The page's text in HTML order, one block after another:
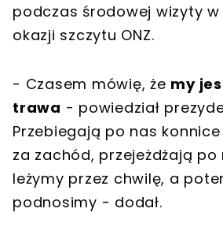
podczas środowej wizyty w
okazji szczytu ONZ.
- Czasem mówię, że my
trawa - powiedział
Przebiegają po nas
za zachód, przejeżdżają po
leżymy przez chwilę, a
podnosimy - dodał.